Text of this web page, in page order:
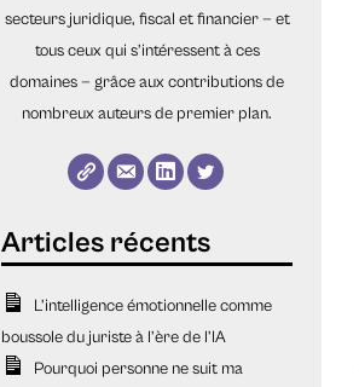
secteurs juridique, fiscal et financier — et
tous ceux qui s’intéressent à ces
domaines — grâce aux contributions de
nombreux auteurs de premier plan.
L’intelligence émotionnelle comme
boussole du juriste à l’ère de l’IA
Pourquoi personne ne suit ma